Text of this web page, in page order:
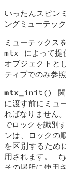
いったんスピン
ングミューテッ
ミューテックス
mtx
によって提
オブジェクトと
ティブでのみ参
mtx_init () 関
に渡す前にミュ
ればなりません。
でロックを識別
ンは、ロックの
を区別するた
用されます。
その場所に使用